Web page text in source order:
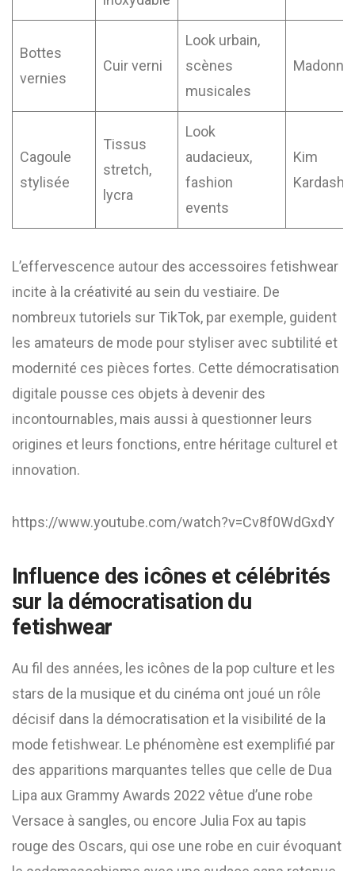
Bottes
vernies
Cuir verni
Look urbain,
scènes
musicales
Madonna
Cagoule
stylisée
Tissus
stretch,
lycra
Look
audacieux,
fashion
events
Kim
L’effervescence autour des accessoires fetishwear
incite à la créativité au sein du vestiaire. De
nombreux tutoriels sur TikTok, par exemple, guident
les amateurs de mode pour styliser avec subtilité et
modernité ces pièces fortes. Cette démocratisation
digitale pousse ces objets à devenir des
incontournables, mais aussi à questionner leurs
origines et leurs fonctions, entre héritage culturel et
innovation.
https://www.youtube.com/watch?v=Cv8f0WdGxdY
Influence des icônes et célébrités
sur la démocratisation du
fetishwear
Au fil des années, les icônes de la pop culture et les
stars de la musique et du cinéma ont joué un rôle
décisif dans la démocratisation et la visibilité de la
mode fetishwear. Le phénomène est exemplifié par
des apparitions marquantes telles que celle de Dua
Lipa aux Grammy Awards 2022 vêtue d’une robe
Versace à sangles, ou encore Julia Fox au tapis
rouge des Oscars, qui ose une robe en cuir évoquant